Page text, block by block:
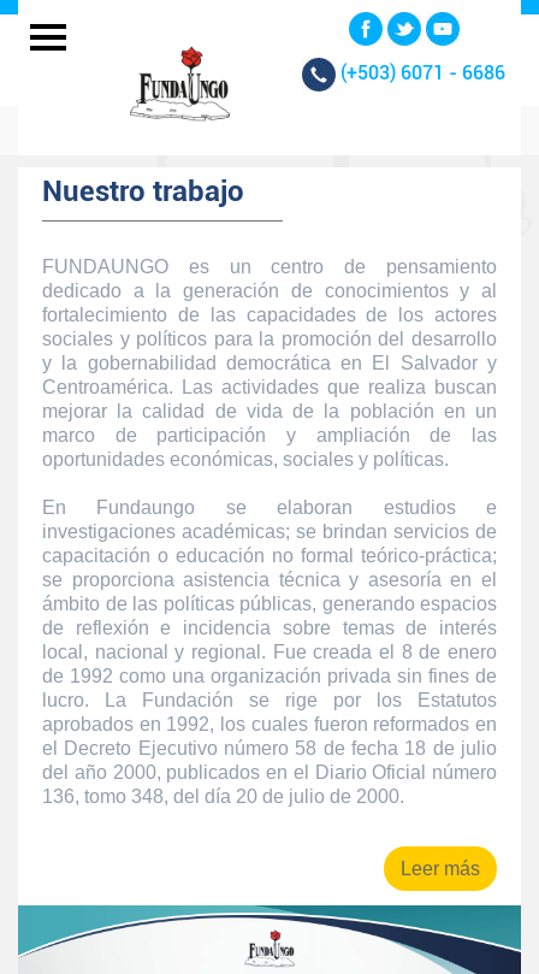
(+503) 6071 - 6686
Nuestro trabajo
FUNDAUNGO es un centro de pensamiento
dedicado a la generación de conocimientos y al
fortalecimiento de las capacidades de los actores
sociales y políticos para la promoción del desarrollo
y la gobernabilidad democrática en El Salvador y
Centroamérica. Las actividades que realiza buscan
mejorar la calidad de vida de la población en un
marco de participación y ampliación de las
oportunidades económicas, sociales y políticas.
En Fundaungo se elaboran estudios e
investigaciones académicas; se brindan servicios de
capacitación o educación no formal teórico-práctica;
se proporciona asistencia técnica y asesoría en el
ámbito de las políticas públicas, generando espacios
de reflexión e incidencia sobre temas de interés
local, nacional y regional. Fue creada el 8 de enero
de 1992 como una organización privada sin fines de
lucro. La Fundación se rige por los Estatutos
aprobados en 1992, los cuales fueron reformados en
el Decreto Ejecutivo número 58 de fecha 18 de julio
del año 2000, publicados en el Diario Oficial número
136, tomo 348, del día 20 de julio de 2000.
Leer más